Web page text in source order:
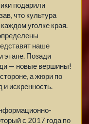
подарили
что культура
уголке края.
наше
этапе. Позади
— новые вершины!
а жюри по
и искренность.
с 2017 года по